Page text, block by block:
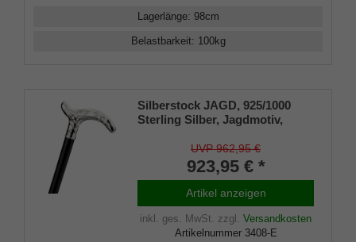
Lagerlänge: 98cm
Belastbarkeit: 100kg
Silberstock JAGD, 925/1000
Sterling Silber, Jagdmotiv,
feinstes Ebenholz handpoliert,
Manufakturarbeit
UVP 962,95 €
923,95 € *
Artikel anzeigen
inkl. ges. MwSt. zzgl. Versandkosten
Artikelnummer 3408-E